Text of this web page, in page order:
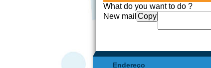
What do you want to do ?
New mail Copy
Endereço